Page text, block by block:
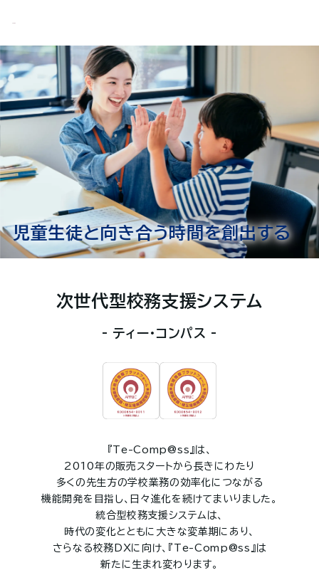
児童生徒と向き合う時間を創出する
次世代型校務支援システム
- ティー・コンパス -
『Te-Comp@ss』は、
2010年の販売スタートから長きにわたり
多くの先生方の学校業務の効率化につながる
機能開発を目指し、日々進化を続けてまいりました。
統合型校務支援システムは、
時代の変化とともに大きな変革期にあり、
さらなる校務DXに向け、『Te-Comp@ss』は
新たに生まれ変わります。